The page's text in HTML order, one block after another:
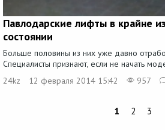
Павлодарские лифты в крайне
состоянии
Больше половины из них уже давно
Специалисты признают, если не начать
24kz
12 февраля 2014 15:42 957
1 2 3